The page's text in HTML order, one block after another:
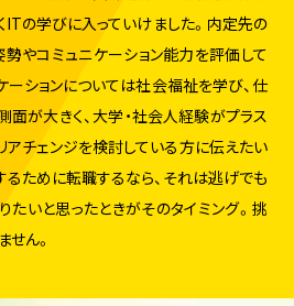
ITの学びに入っていけました。内定先の
やコミュニケーション能力を評価して
ーションについては社会福祉を学び、仕
面が大きく、大学・社会人経験がプラス
アチェンジを検討している方に伝えたい
るために転職するなら、それは逃げでも
たいと思ったときがそのタイミング。挑
ん。